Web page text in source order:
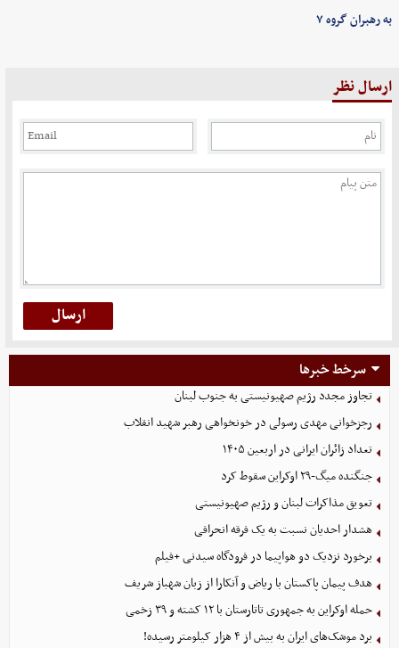
به رهبران گروه ۷
ارسال نظر
سرخط خبرها
تجاوز مجدد رژیم صهیونیستی به جنوب لبنان
رجزخوانی مهدی رسولی در خونخواهی رهبر شهید انقلاب
تعداد زائران ایرانی در اربعین ۱۴۰۵
جنگنده میگ-۲۹ اوکراین سقوط کرد
تعویق مذاکرات لبنان و رژیم صهیونیستی
هشدار احدیان نسبت به یک فرقه انحرافی
برخورد نزدیک دو هواپیما در فرودگاه سیدنی +فیلم
هدف پیمان پاکستان با ریاض و آنکارا از زبان شهباز شریف
حمله اوکراین به جمهوری تاتارستان با ۱۲ کشته و ۳۹ زخمی
برد موشک‌های ایران به بیش از ۴ هزار کیلومتر رسیده!